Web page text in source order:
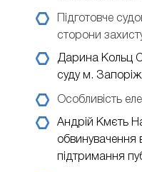
Підготовче
сторони
Дарина Кольц
суду м.
Особливість
Андрій Кмєть
обвинувачення
підтримання